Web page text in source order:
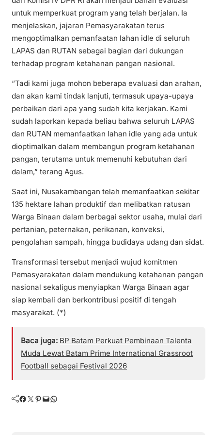
untuk memperkuat program yang telah berjalan. Ia
menjelaskan, jajaran Pemasyarakatan terus
mengoptimalkan pemanfaatan lahan idle di seluruh
LAPAS dan RUTAN sebagai bagian dari dukungan
terhadap program ketahanan pangan nasional.
“Tadi kami juga mohon beberapa evaluasi dan arahan,
dan akan kami tindak lanjuti, termasuk upaya-upaya
perbaikan dari apa yang sudah kita kerjakan. Kami
sudah laporkan kepada beliau bahwa seluruh LAPAS
dan RUTAN memanfaatkan lahan idle yang ada untuk
dioptimalkan dalam membangun program ketahanan
pangan, terutama untuk memenuhi kebutuhan dari
dalam,” terang Agus.
Saat ini, Nusakambangan telah memanfaatkan sekitar
135 hektare lahan produktif dan melibatkan ratusan
Warga Binaan dalam berbagai sektor usaha, mulai dari
pertanian, peternakan, perikanan, konveksi,
pengolahan sampah, hingga budidaya udang dan sidat.
Transformasi tersebut menjadi wujud komitmen
Pemasyarakatan dalam mendukung ketahanan pangan
nasional sekaligus menyiapkan Warga Binaan agar
siap kembali dan berkontribusi positif di tengah
masyarakat. (*)
Baca juga: BP Batam Perkuat Pembinaan Talenta
Muda Lewat Batam Prime International Grassroot
Football sebagai Festival 2026
Facebook Twitter Pinterest Mail WhatsApp